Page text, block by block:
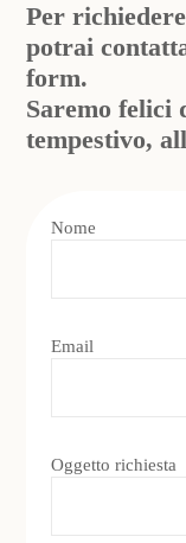
Per
potrai
form.
Saremo felici
tempestivo,
Nome
Email
Oggetto richiesta